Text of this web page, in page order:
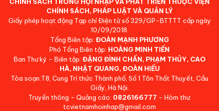
CHÍNH SÁCH, PHÁP LUẬT VÀ QUẢN LÝ
Giấy phép hoạt động Tạp chí Điện tử số 329/GP-BTTTT cấp ngày
10/09/2018.
Tổng Biên tập: ĐOÀN MẠNH PHƯƠNG
Phó Tổng Biên tập: HOÀNG MINH TIẾN
Ban Thư ký - Biên tập: ĐẶNG ĐÌNH CHẤN, PHẠM THỦY, CAO
HÀ, NHẬT QUANG, ĐOÀN HIẾU
Tòa soạn:T8, Cung Trí thức Thành phố, Số 1 Tôn Thất Thuyết, Cầu
Giấy, Hà Nội.
Truyền thông - Quảng cáo: 0826166777 - Hòm thư:
tcvietnamhoinhap@gmail.com